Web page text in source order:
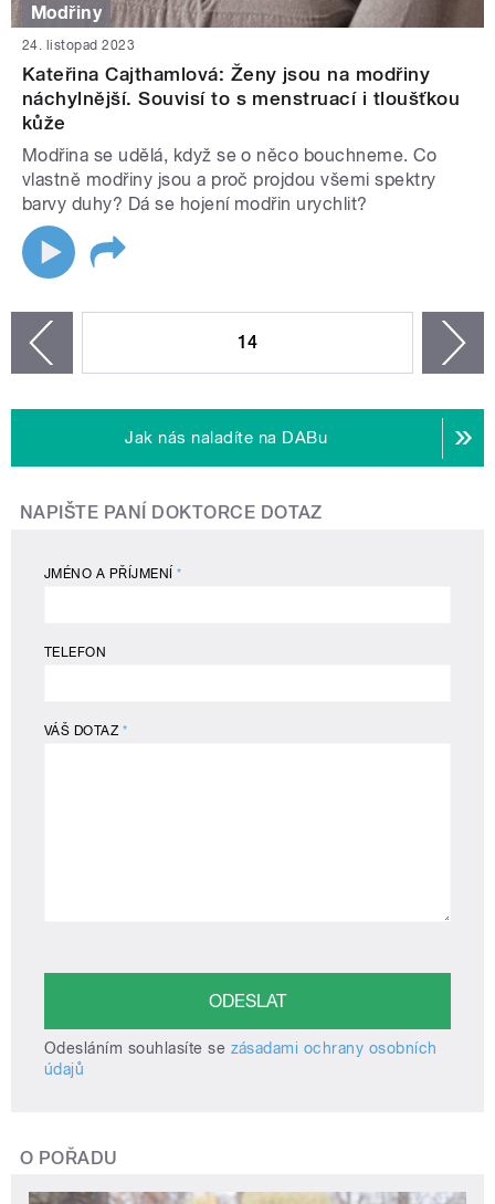
Modřiny
24. listopad 2023
Kateřina Cajthamlová: Ženy jsou na modřiny
náchylnější. Souvisí to s menstruací i tloušťkou
kůže
Modřina se udělá, když se o něco bouchneme. Co
vlastně modřiny jsou a proč projdou všemi spektry
barvy duhy? Dá se hojení modřin urychlit?
14
Jak nás naladíte na DABu
NAPIŠTE PANÍ DOKTORCE DOTAZ
JMÉNO A PŘÍJMENÍ*
TELEFON
VÁŠ DOTAZ *
Odesláním souhlasíte se zásadami ochrany osobních
údajů
O POŘADU